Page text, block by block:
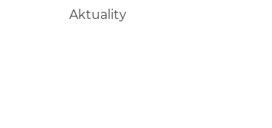
Aktuality